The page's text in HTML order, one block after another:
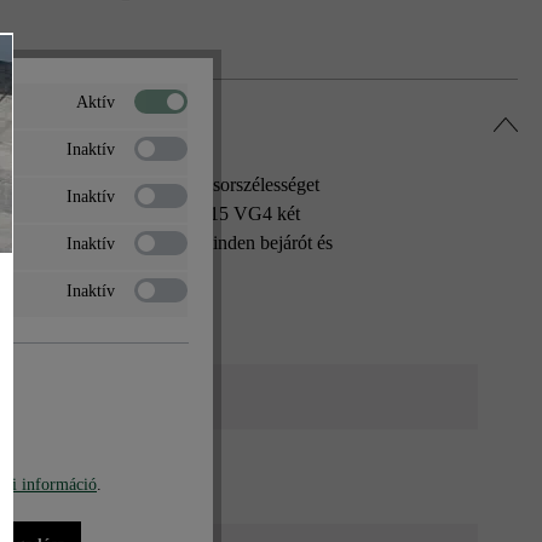
A B15 a 15 cm-es sorszélességet
igazán könnyű. Az Arret B15 VG4 két
a megfelelő kő. A térkő minden bejárót és
Aktív
Inaktív
Inaktív
Inaktív
Inaktív
információ.